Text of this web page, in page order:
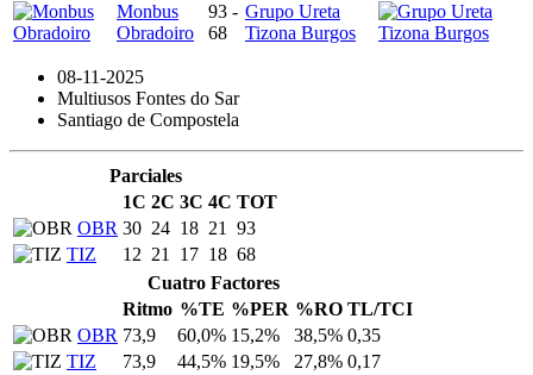
Monbus
Obradoiro
93 -
68
Grupo Ureta
Tizona Burgos
08-11-2025
Multiusos Fontes do Sar
Santiago de Compostela
Parciales
1C 2C 3C 4C TOT
OBR 30 24 18 21
93
TIZ
12 21 17 18 68
Cuatro Factores
Ritmo %TE %PER %RO TL/TCI
OBR 73,9 60,0% 15,2% 38,5% 0,35
TIZ
73,9 44,5% 19,5% 27,8% 0,17